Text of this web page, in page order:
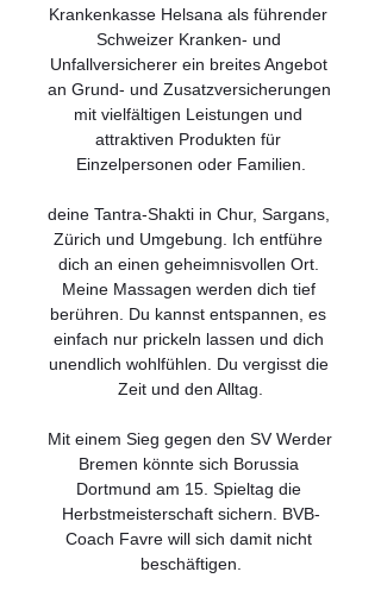
Krankenkasse Helsana als führender
Schweizer Kranken- und
Unfallversicherer ein breites Angebot
an Grund- und Zusatzversicherungen
mit vielfältigen Leistungen und
attraktiven Produkten für
Einzelpersonen oder Familien.
deine Tantra-Shakti in Chur, Sargans,
Zürich und Umgebung. Ich entführe
dich an einen geheimnisvollen Ort.
Meine Massagen werden dich tief
berühren. Du kannst entspannen, es
einfach nur prickeln lassen und dich
unendlich wohlfühlen. Du vergisst die
Zeit und den Alltag.
Mit einem Sieg gegen den SV Werder
Bremen könnte sich Borussia
Dortmund am 15. Spieltag die
Herbstmeisterschaft sichern. BVB-
Coach Favre will sich damit nicht
beschäftigen.